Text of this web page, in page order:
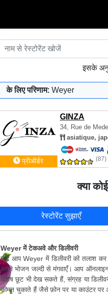
इसके
के लिए परिणाम: Weyer
GINZA
34, Rue de
asiatique,
प्रीऑर्डर (87)
क्या
रेस्टोरेंट सुझाएँ
Weyer में टेकअवे और डिलीवरी
यदि आप Weyer में डिलीवरी की तलाश
अपने भोजन जल्दी से मंगवाएँ। आप ऑनलाइन
विशेष छूट भी देख सकते हैं, संग्रह या
कीमत चुकाते हैं जैसे फ़ोन पर या काउंटर पर